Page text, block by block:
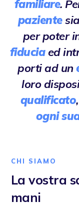
familiare.
paziente
per poter
fiduciaed
porti ad un
loro
qualificato
ogni
CHI SIAMO
La vostra
mani